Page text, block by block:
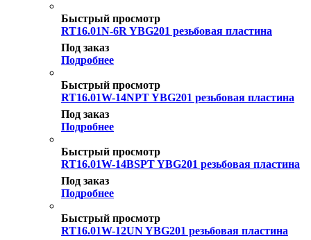
Быстрый просмотр
RT16.01N-6R YBG201 резьбовая пластина
Под заказ
Подробнее
Быстрый просмотр
RT16.01W-14NPT YBG201 резьбовая пластина
Под заказ
Подробнее
Быстрый просмотр
RT16.01W-14BSPT YBG201 резьбовая пластина
Под заказ
Подробнее
Быстрый просмотр
RT16.01W-12UN YBG201 резьбовая пластина